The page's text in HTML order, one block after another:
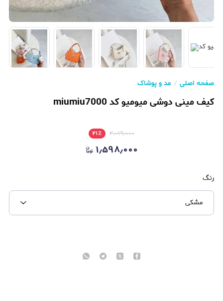
صفحه اصلی مد و پوشاک
کیف مینی دوشی میومیو کد miumiu7000
۲٫۰۱۹٫۰۰۰ ۲۱٪
۱٫۵۹۸٫۰۰۰
رنگ
مشکی